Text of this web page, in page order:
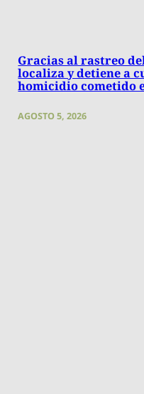
Gracias al rastreo del
localiza y detiene a
homicidio cometido
AGOSTO 5, 2026